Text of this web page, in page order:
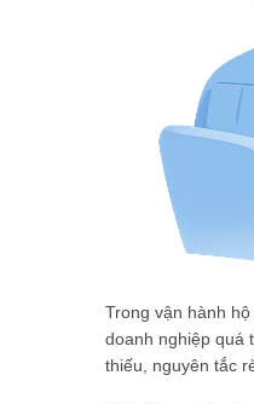
Trong vận hành
doanh nghiệp quá
thiếu, nguyên tắc